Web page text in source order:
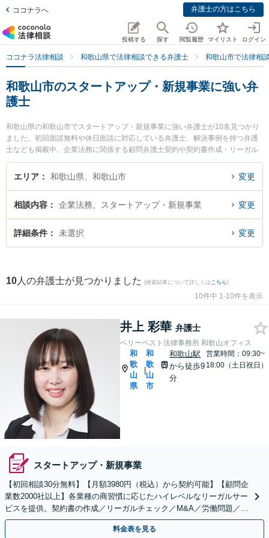
ココナラへ 弁護士の方はこちら
投稿する 探す 閲覧履歴 マイリスト ログイン
ココナラ法律相談 和歌山県で法律相談できる弁護士 和歌山市で法律相
和歌山市のスタートアップ・新規事業に強い弁
護士
和歌山県の和歌山市でスタートアップ・新規事業に強い弁護士が10名見つかり
ました。初回面談無料や休日面談に対応している弁護士、解決事例を持つ弁護
士なども掲載中。企業法務に関係する顧問弁護士契約や契約書作成・リーガル
チェック、雇用契約書・就業規則作成等の細かな分野での絞り込み検索もでき
便利です。特にベリーベスト法律事務所 和歌山オフィスの井上 彩華弁護士や虎
『和歌山市で土日や夜間に発生したスタートアップ・新規事業のトラブルを今
すぐに弁護士に相談したい』『スタートアップ・新規事業のトラブル解決の実
績豊富な近くの弁護士を検索したい』『初回相談無料でスタートアップ・新規
エリア 和歌山県、和歌山市 変更
相談内容 企業法務、スタートアップ・新規事業 変更
詳細条件 未選択 変更
10 人の弁護士が見つかりました (検索結果について詳しくは こちら)
10件中 1-10件を表示
井上 彩華 弁護士
ベリーベスト法律事務所 和歌山オフィス
和
歌
山
県
|
和
歌
山
市
和歌山駅
から徒歩9
分
営業時間：09:30~
18:00（土日祝日）
スタートアップ・新規事業
【初回相談30分無料】【月額3980円（税込）から契約可能】【顧問企
業数2000社以上】各業種の商習慣に応じたハイレベルなリーガルサー
ビスを提供。契約書の作成／リーガルチェック／M&A／労働問題／知
的財産等、お任せください【他士業連携可能】
料金表を見る